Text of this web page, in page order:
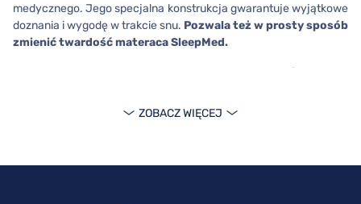
medycznego. Jego specjalna konstrukcja gwarantuje wyjątkowe
doznania i wygodę w trakcie snu. Pozwala też w prosty sposób
zmienić twardość materaca SleepMed.
Luksusowy SleepMed Hybrid z
ZOBACZ WIĘCEJ